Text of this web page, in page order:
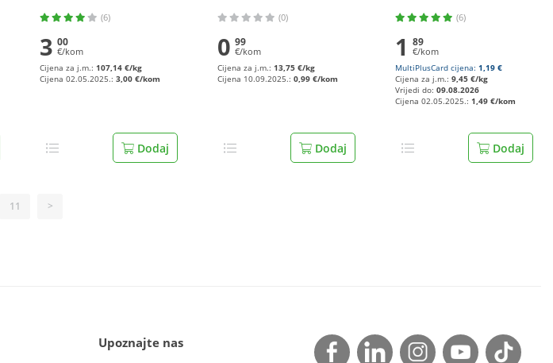
(6)
3 00
€/kom
Cijena za j.m.: 107,14 €/kg
Cijena 02.05.2025.: 3,00 €/kom
Dodaj
(0)
0 99
€/kom
Cijena za j.m.: 13,75 €/kg
Cijena 10.09.2025.: 0,99 €/kom
Dodaj
(6)
1 89
€/kom
MultiPlusCard cijena: 1,19 €
Cijena za j.m.: 9,45 €/kg
Vrijedi do: 09.08.2026
Cijena 02.05.2025.: 1,49 €/kom
Dodaj
11 >
Upoznajte nas